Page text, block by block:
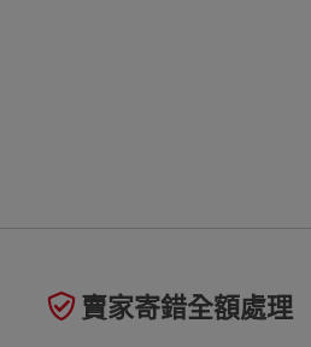
賣家寄錯全額處理